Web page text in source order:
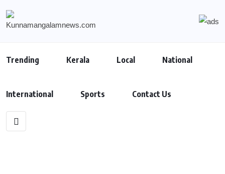
Trending Kerala Local National
International Sports Contact Us